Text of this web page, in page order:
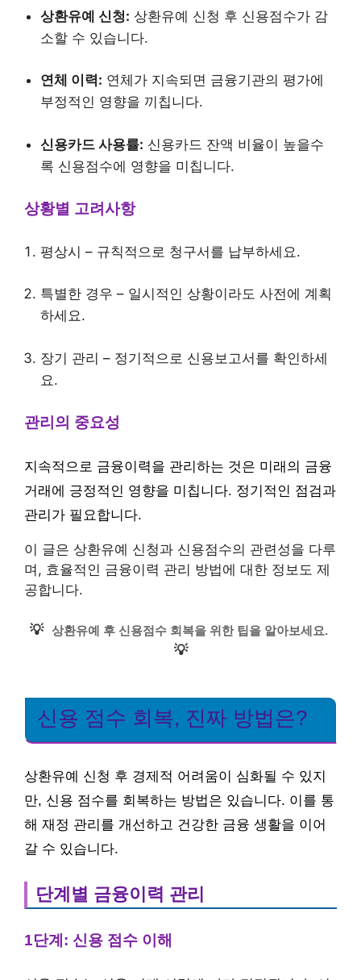
상환유예 신청: 상환유예 신청 후 신용점수가 감
소할 수 있습니다.
연체 이력: 연체가 지속되면 금융기관의 평가에
부정적인 영향을 끼칩니다.
신용카드 사용률: 신용카드 잔액 비율이 높을수
록 신용점수에 영향을 미칩니다.
상황별 고려사항
평상시 – 규칙적으로 청구서를 납부하세요.
특별한 경우 – 일시적인 상황이라도 사전에 계획
하세요.
장기 관리 – 정기적으로 신용보고서를 확인하세
요.
관리의 중요성
지속적으로 금융이력을 관리하는 것은 미래의 금융
거래에 긍정적인 영향을 미칩니다. 정기적인 점검과
관리가 필요합니다.
이 글은 상환유예 신청과 신용점수의 관련성을 다루
며, 효율적인 금융이력 관리 방법에 대한 정보도 제
공합니다.
💡 상환유예 후 신용점수 회복을 위한 팁을 알아보세요.
💡
신용 점수 회복, 진짜 방법은?
상환유예 신청 후 경제적 어려움이 심화될 수 있지
만, 신용 점수를 회복하는 방법은 있습니다. 이를 통
해 재정 관리를 개선하고 건강한 금융 생활을 이어
갈 수 있습니다.
단계별 금융이력 관리
1단계: 신용 점수 이해